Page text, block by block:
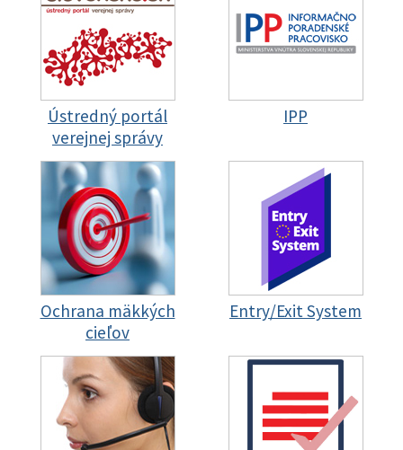
Ústredný portál
verejnej správy
IPP
Ochrana mäkkých
cieľov
Entry/Exit System